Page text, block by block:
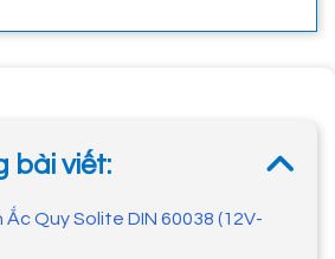
bài viết:
Ắc Quy Solite DIN 60038 (12V-